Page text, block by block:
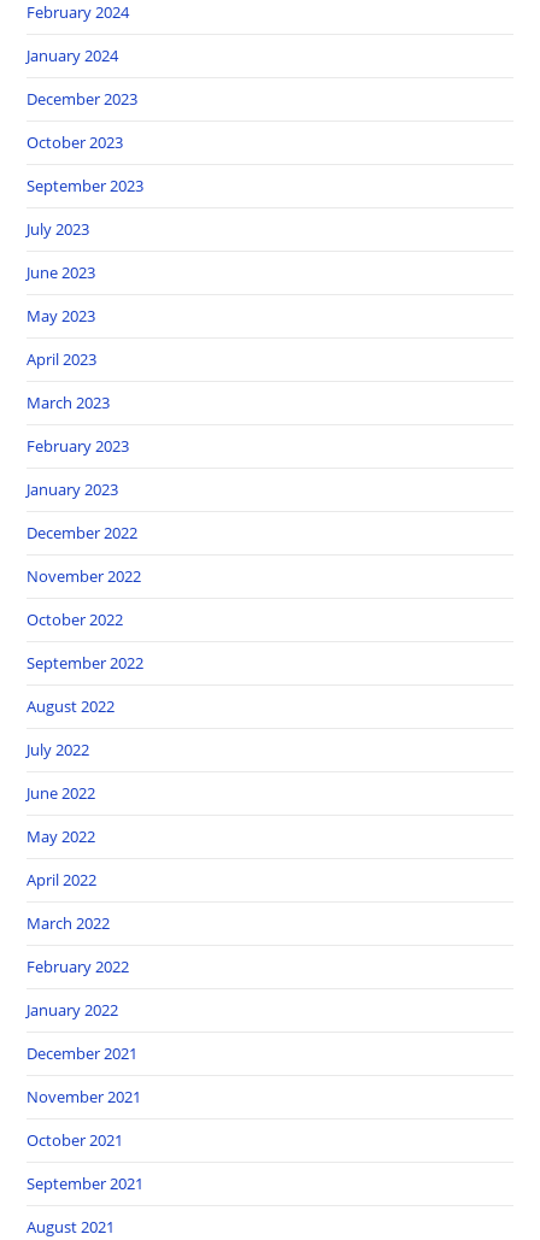
February 2024
January 2024
December 2023
October 2023
September 2023
July 2023
June 2023
May 2023
April 2023
March 2023
February 2023
January 2023
December 2022
November 2022
October 2022
September 2022
August 2022
July 2022
June 2022
May 2022
April 2022
March 2022
February 2022
January 2022
December 2021
November 2021
October 2021
September 2021
August 2021